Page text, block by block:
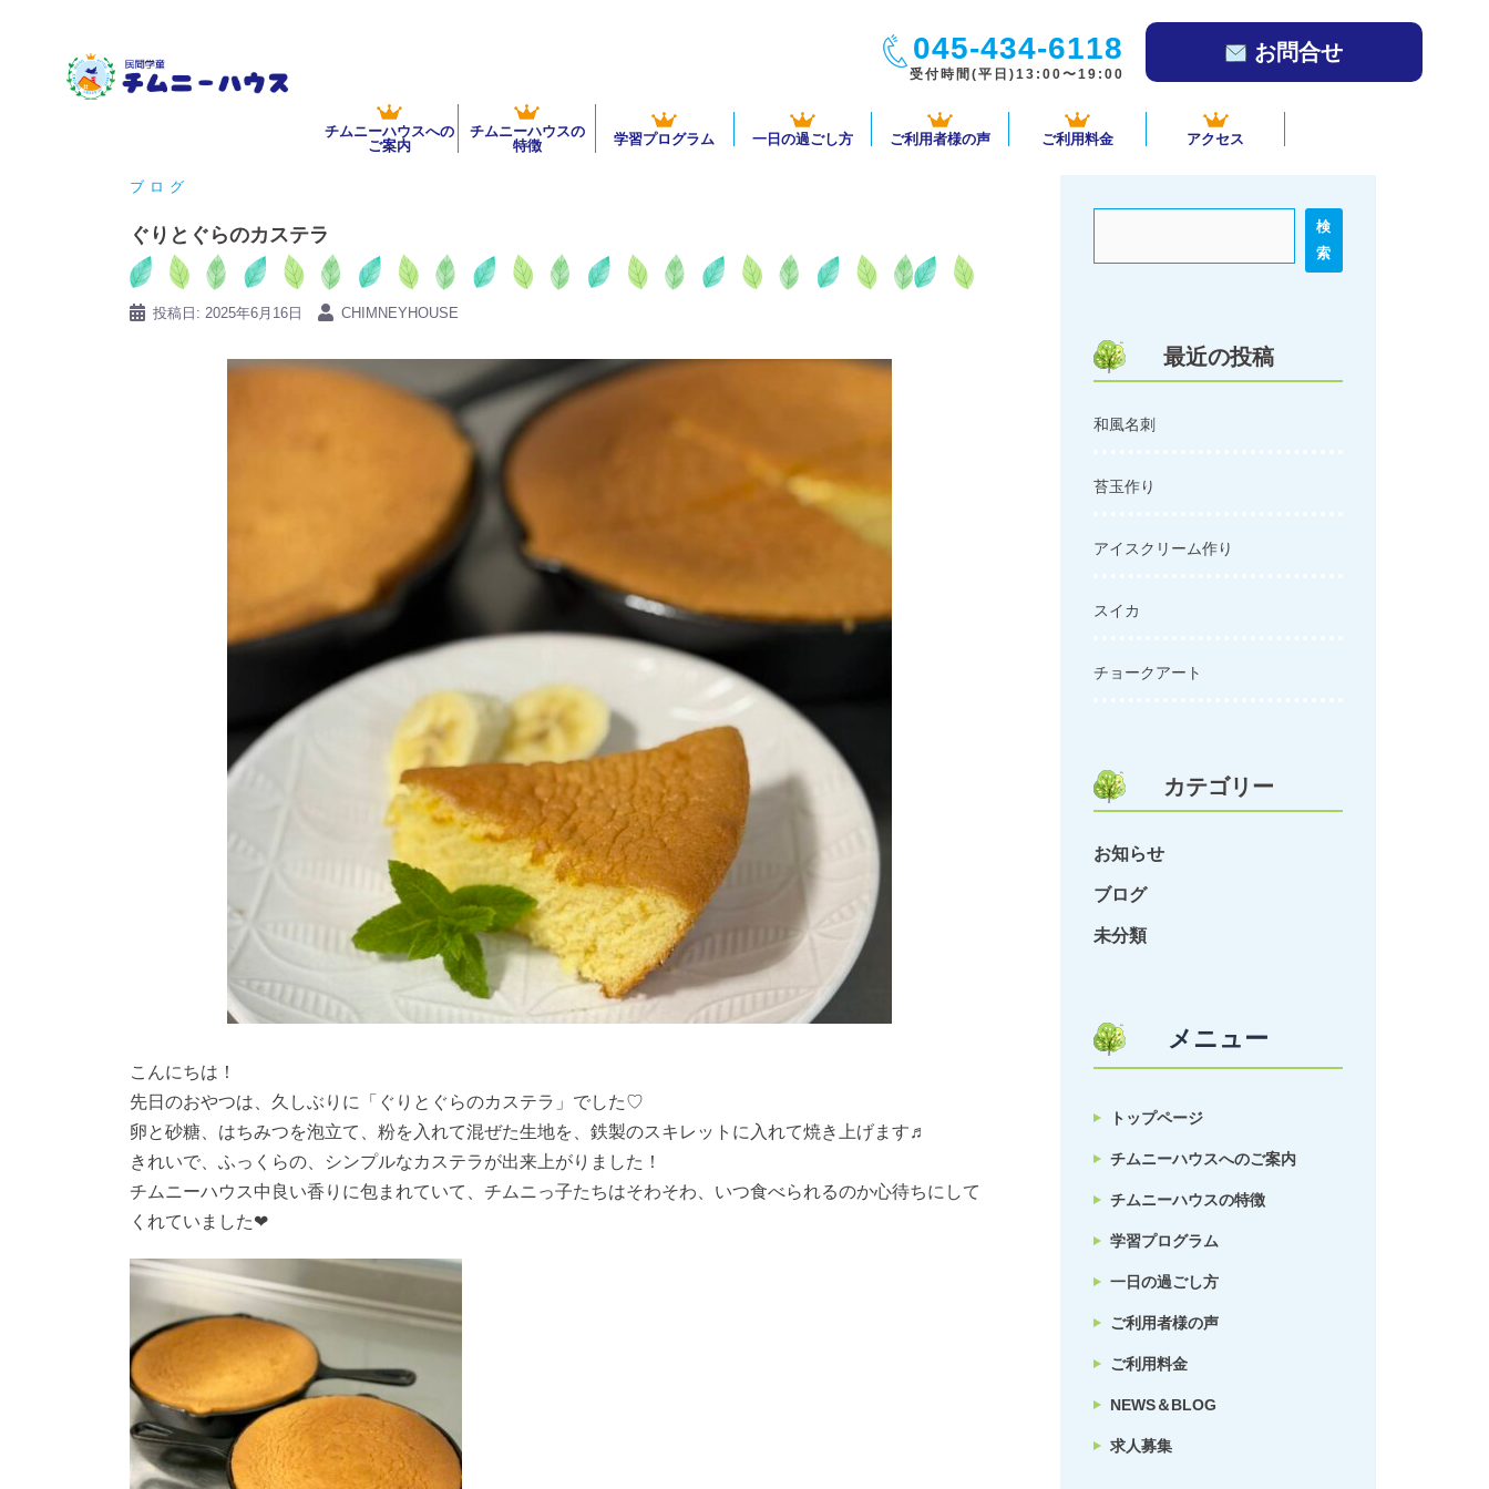
045-434-6118
受付時間(平日)13:00〜19:00
お問合せ
チムニーハウスへの
ご案内
チムニーハウスの
特徴
学習プログラム 一日の過ごし方 ご利用者様の声 ご利用料金 アクセス
ブログ
ぐりとぐらのカステラ
投稿日: 2025年6月16日 CHIMNEYHOUSE
こんにちは！
先日のおやつは、久しぶりに「ぐりとぐらのカステラ」でした♡
卵と砂糖、はちみつを泡立て、粉を入れて混ぜた生地を、鉄製のスキレットに入れて焼き上げます♬
きれいで、ふっくらの、シンプルなカステラが出来上がりました！
チムニーハウス中良い香りに包まれていて、チムニっ子たちはそわそわ、いつ食べられるのか心待ちにして
くれていました❤
検
索
最近の投稿
和風名刺
苔玉作り
アイスクリーム作り
スイカ
チョークアート
カテゴリー
お知らせ
ブログ
未分類
メニュー
トップページ
チムニーハウスへのご案内
チムニーハウスの特徴
学習プログラム
一日の過ごし方
ご利用者様の声
ご利用料金
NEWS＆BLOG
求人募集